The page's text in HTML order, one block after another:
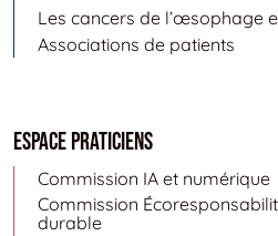
Les cancers de l’œsophage
Associations de patients
Espace Praticiens
Commission IA et numérique
Commission
durable